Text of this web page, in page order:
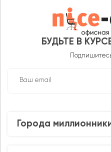
БУДЬТЕ В
Города